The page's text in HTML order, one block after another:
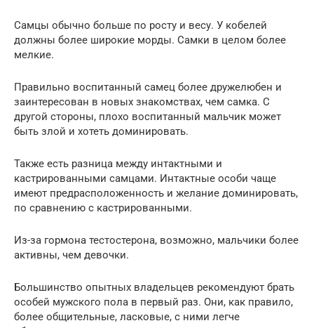
Самцы обычно больше по росту и весу. У кобелей
должны более широкие морды. Самки в целом более
мелкие.
Правильно воспитанный самец более дружелюбен и
заинтересован в новых знакомствах, чем самка. С
другой стороны, плохо воспитанный мальчик может
быть злой и хотеть доминировать.
Также есть разница между интактными и
кастрированными самцами. Интактные особи чаще
имеют предрасположенность и желание доминировать,
по сравнению с кастрированными.
Из-за гормона тестостерона, возможно, мальчики более
активны, чем девочки.
Большинство опытных владельцев рекомендуют брать
особей мужского пола в первый раз. Они, как правило,
более общительные, ласковые, с ними легче